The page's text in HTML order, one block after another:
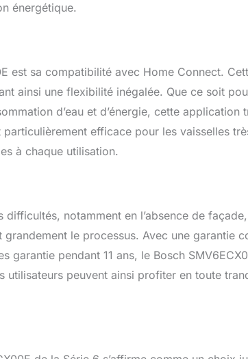
énergétique.
est sa compatibilité avec Home Connect.
ainsi une flexibilité inégalée. Que ce soit
d’eau et d’énergie, cette application
efficace pour les vaisselles
à chaque utilisation.
difficultés, notamment en l’absence de
le processus. Avec une garantie
garantie pendant 11 ans, le Bosch
utilisateurs peuvent ainsi profiter en toute